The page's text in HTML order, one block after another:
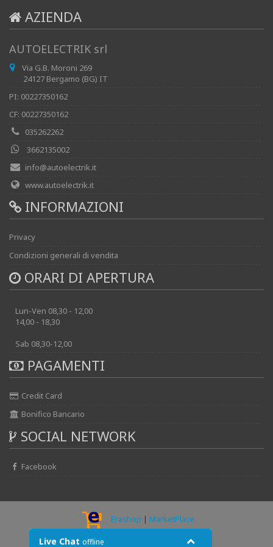
AZIENDA
AUTOELECTRIK srl
Via G.B. Moroni 269
24127 Bergamo (BG) IT
PI: 00227350162
CF: 00227350162
035262262
3662135002
info@autoelectrik.it
www.autoelectrik.it
INFORMAZIONI
Privacy
Condizioni generali di vendita
ORARI DI APERTURA
Lun-Ven 08,30 - 12,00
14,00 - 18,30
Sab 08,30-12,00
PAGAMENTI
Credit Card
Bonifico Bancario
SOCIAL NETWORK
Facebook
Erashop | MarketPlace
© 2026 - AUTOELECTRIK srl
Live Chat offline